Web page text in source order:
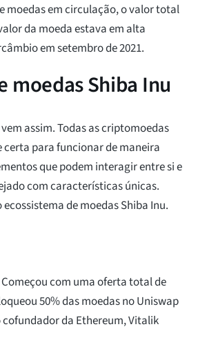
moedas em circulação, o valor total
da moeda estava em alta
em setembro de 2021.
moedas Shiba Inu
assim. Todas as criptomoedas
certa para funcionar de maneira
que podem interagir entre si e
com características únicas.
de moedas Shiba Inu.
com uma oferta total de
50% das moedas no Uniswap
da Ethereum, Vitalik